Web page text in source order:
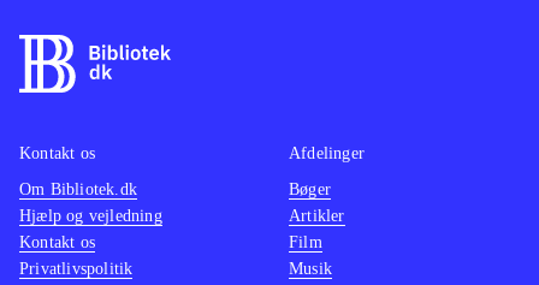
Kontakt os
Om Bibliotek.dk
Hjælp og vejledning
Kontakt os
Privatlivspolitik
Afdelinger
Bøger
Artikler
Film
Musik